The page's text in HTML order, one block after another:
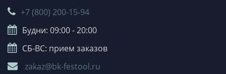
+7 (800) 200-15-94
Будни: 09:00 - 20:00
СБ-ВС: прием заказов
zakaz@bk-festool.ru